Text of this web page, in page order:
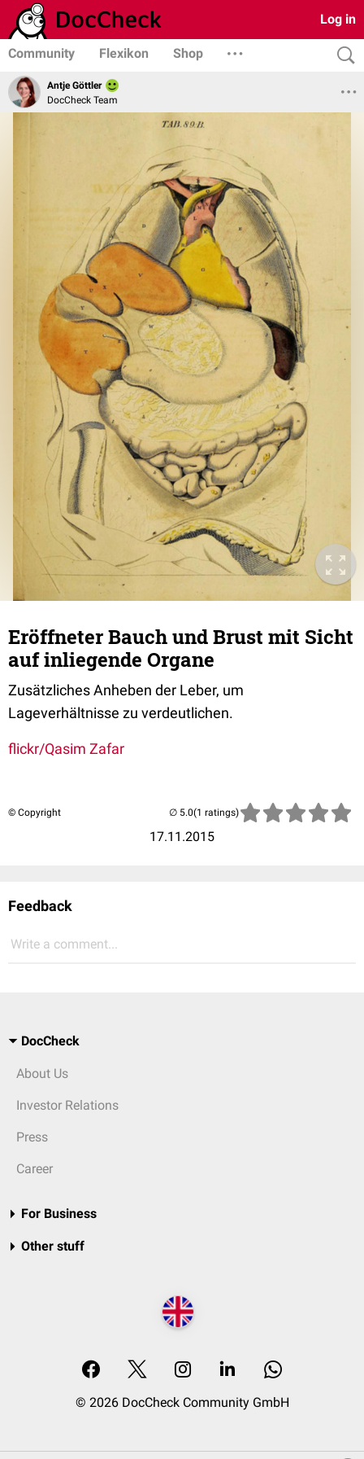
Log in
Community Flexikon Shop
Antje Göttler
DocCheck Team
Eröffneter Bauch und Brust mit Sicht
auf inliegende Organe
Zusätzliches Anheben der Leber, um
Lageverhältnisse zu verdeutlichen.
flickr/Qasim Zafar
© Copyright
17.11.2015
(1 ratings)
Feedback
Write a comment...
DocCheck
About Us
Investor Relations
Press
Career
For Business
Other stuff
© 2026 DocCheck Community GmbH